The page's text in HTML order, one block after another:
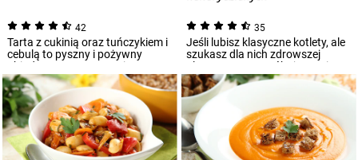
42
Tarta z cukinią oraz tuńczykiem i
cebulą to pyszny i pożywny
obiad. Do przygotowania
kruchego cia...
35
Jeśli lubisz klasyczne kotlety, ale
szukasz dla nich zdrowszej
alternatywy, wypróbuj przepis na
i...